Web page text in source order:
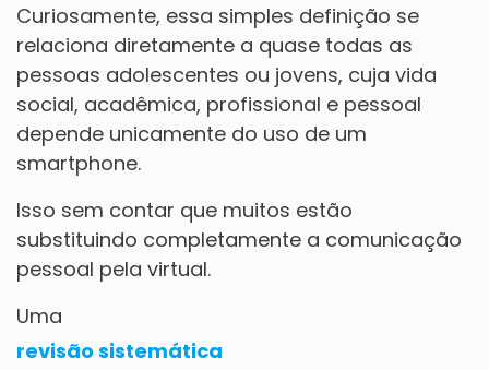
Curiosamente, essa simples definição se
relaciona diretamente a quase todas as
pessoas adolescentes ou jovens, cuja vida
social, acadêmica, profissional e pessoal
depende unicamente do uso de um
smartphone.
Isso sem contar que muitos estão
substituindo completamente a comunicação
pessoal pela virtual.
Uma
revisão sistemática